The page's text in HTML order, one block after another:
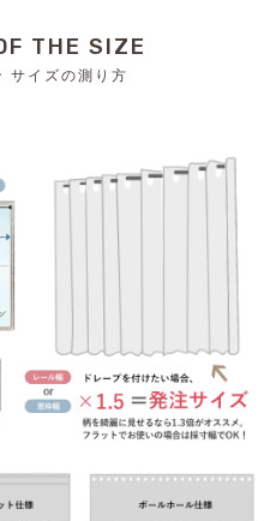
THE SIZE
サイズの測り方